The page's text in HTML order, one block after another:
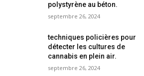
polystyrène au béton.
septembre 26, 2024
techniques policières pour
détecter les cultures de
cannabis en plein air.
septembre 26, 2024